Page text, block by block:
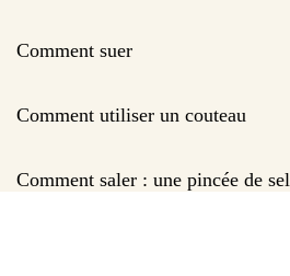
Comment suer
Comment utiliser un couteau
Comment saler : une pincée de sel